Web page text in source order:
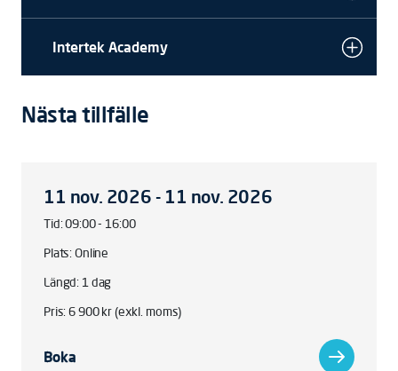
Intertek Academy
Nästa tillfälle
11 nov. 2026 - 11 nov. 2026
Tid: 09:00 - 16:00
Plats: Online
Längd: 1 dag
Pris: 6 900 kr (exkl. moms)
Boka